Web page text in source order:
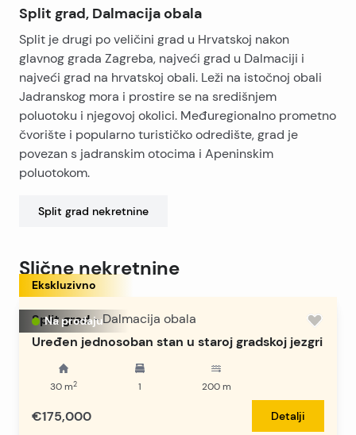
Split grad, Dalmacija obala
Split je drugi po veličini grad u Hrvatskoj nakon
glavnog grada Zagreba, najveći grad u Dalmaciji i
najveći grad na hrvatskoj obali. Leži na istočnoj obali
Jadranskog mora i prostire se na središnjem
poluotoku i njegovoj okolici. Međuregionalno prometno
čvorište i popularno turističko odredište, grad je
povezan s jadranskim otocima i Apeninskim
poluotokom.
Split grad nekretnine
Slične nekretnine
Na prodaju
Ekskluzivno
Split grad - Dalmacija obala
Uređen jednosoban stan u staroj gradskoj jezgri
30 m2 1 200m
€175,000 Detalji